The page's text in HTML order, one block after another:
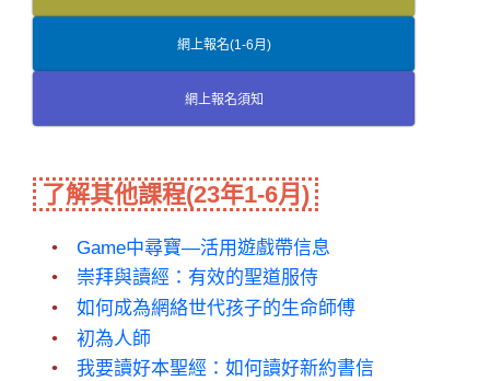
網上報名(1-6月)
網上報名須知
了解其他課程(23年1-6月)
Game中尋寶—活用遊戲帶信息
崇拜與讀經：有效的聖道服侍
如何成為網絡世代孩子的生命師傅
初為人師
我要讀好本聖經：如何讀好新約書信